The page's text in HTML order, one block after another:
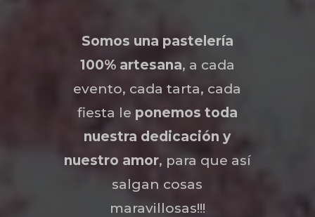
Somos una pastelería
100% artesana, a cada
evento, cada tarta, cada
fiesta le ponemos toda
nuestra dedicación y
nuestro amor, para que así
salgan cosas
maravillosas!!!